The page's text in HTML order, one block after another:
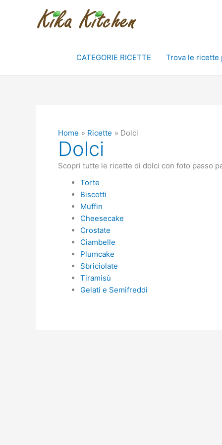
CATEGORIE RICETTE Trova le ricette
Home Ricette Dolci
Dolci
Scopri tutte le ricette di dolci con foto passo
Torte
Biscotti
Muffin
Cheesecake
Crostate
Ciambelle
Plumcake
Sbriciolate
Tiramisù
Gelati e Semifreddi